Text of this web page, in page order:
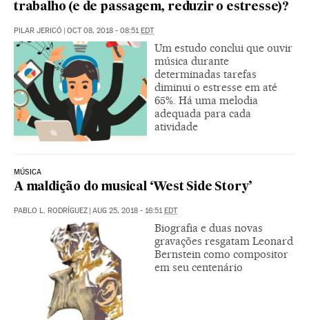
trabalho (e de passagem, reduzir o estresse)?
PILAR JERICÓ | OCT 08, 2018 - 08:51EDT
Um estudo conclui que ouvir
música durante
determinadas tarefas
diminui o estresse em até
65%. Há uma melodia
adequada para cada
atividade
MÚSICA
A maldição do musical ‘West Side Story’
PABLO L. RODRÍGUEZ | AUG 25, 2018 - 16:51EDT
Biografia e duas novas
gravações resgatam Leonard
Bernstein como compositor
em seu centenário